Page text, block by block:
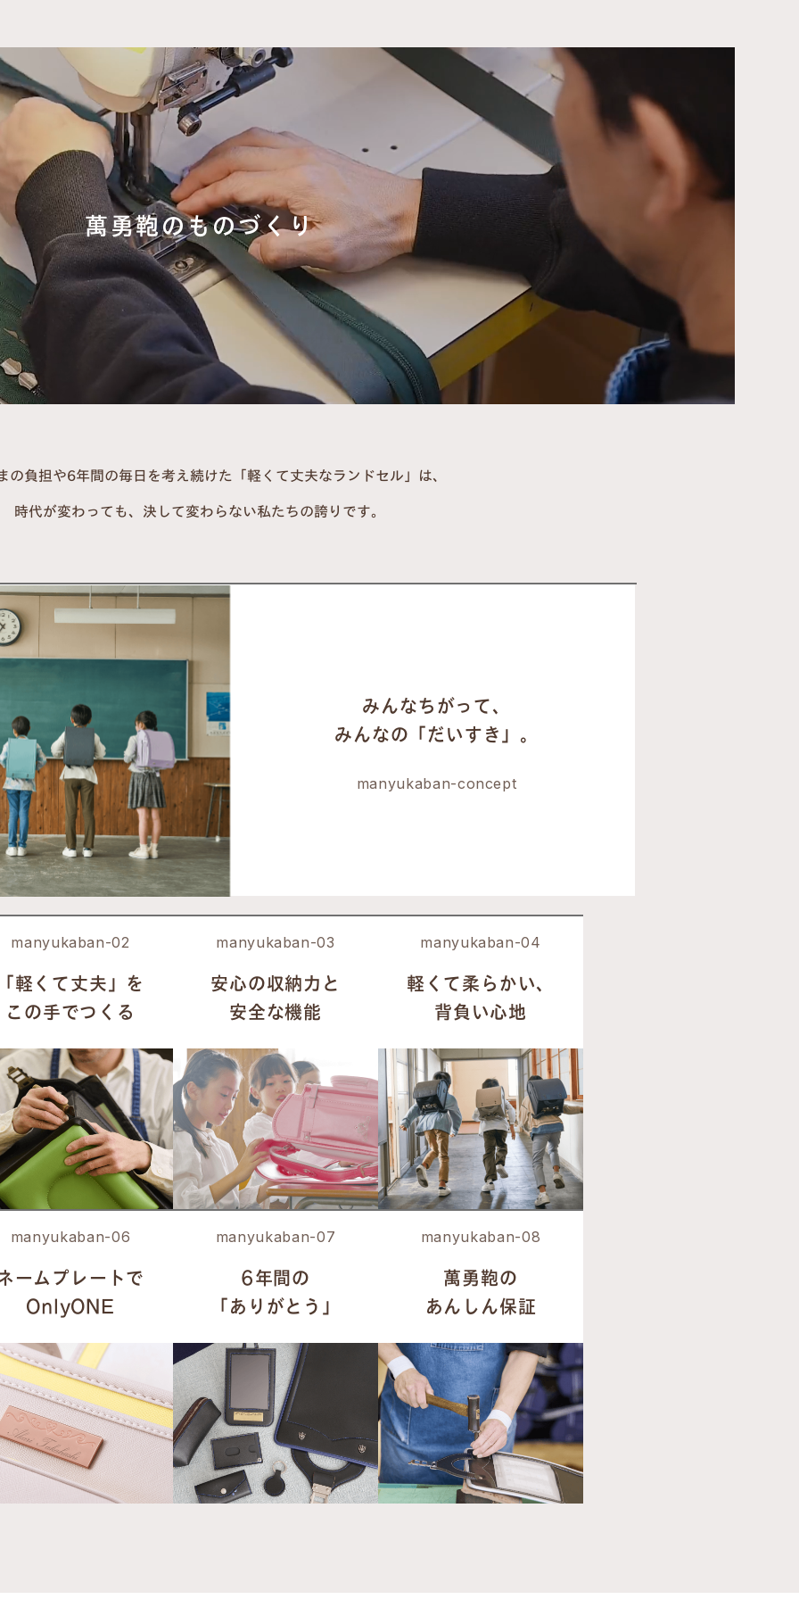
萬勇鞄のものづくり
の負担や6年間の毎日を考え続けた「軽くて丈夫なランドセル」は、
時代が変わっても、 決して変わらない私たちの誇りです。
みんなちがって、
みんなの「だいすき」。
manyukaban-concept
manyukaban-02
軽くて丈夫」を
この手でつくる
manyukaban-03
安心の収納力と
安全な機能
manyukaban-04
軽くて柔らかい、
背負い心地
manyukaban-06
ームプレートで
OnlyONE
manyukaban-07
6年間の
「ありがとう」
manyukaban-08
萬勇鞄の
あんしん保証